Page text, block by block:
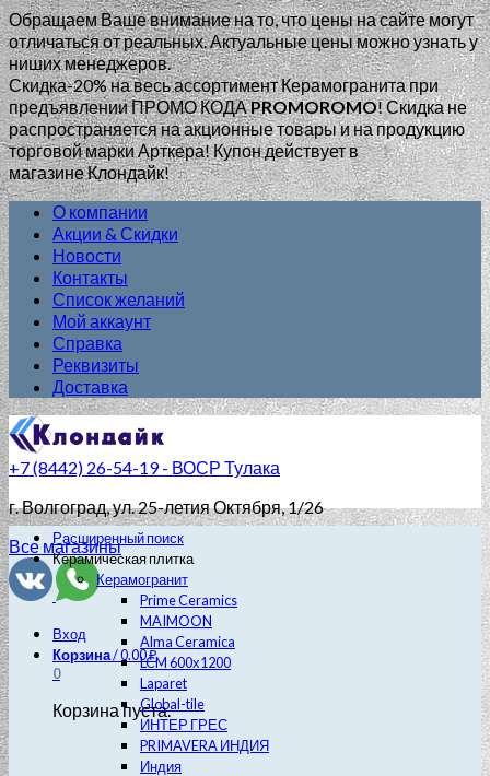
Обращаем Ваше внимание на то, что цены на сайте могут
отличаться от реальных. Актуальные цены можно узнать у
ниших менеджеров.
Скидка-20% на весь ассортимент Керамогранита при
предъявлении ПРОМО КОДАPROMOROMO!Скидка не
распространяется на акционные товары и на продукцию
торговой марки Арткера! Купон действует в
магазине Клондайк!
О компании
Акции & Скидки
Новости
Контакты
Список желаний
Мой аккаунт
Справка
Реквизиты
Доставка
+7 (8442) 26-54-19 - ВОСР Тулака
г. Волгоград, ул. 25-летия Октября, 1/26
Все магазины
Вход
Корзина/0.00₽
0
Корзина пуста.
Расширенный поиск
Керамическая плитка
Керамогранит
Prime Ceramics
MAIMOON
Alma Ceramica
LCM 600х1200
Laparet
Global-tile
ИНТЕР ГРЕС
PRIMAVERA ИНДИЯ
Индия